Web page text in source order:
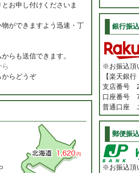
お申し付けくださいま
ができますよう迅速・丁
らも送信できます。
からどうぞ
銀行振込
※お振込頂
【楽天銀
支店番号
口座番号
普通口座
郵便振込
※お振込頂